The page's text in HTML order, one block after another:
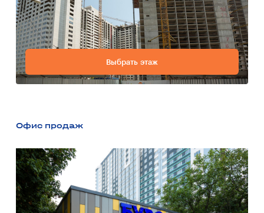
Выбрать этаж
Офис продаж